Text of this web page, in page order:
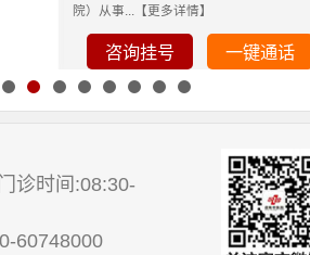
院）从事...【更多详情】
咨询挂号 一键通话
诊时间:08:30-
60748000